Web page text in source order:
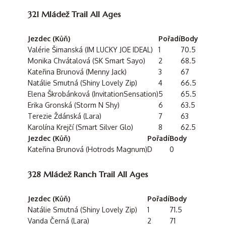
321 Mládež Trail All Ages
Jezdec (Kůň) PořadíBody
Valérie Šimanská (IM LUCKY JOE IDEAL)
1
70.5
Monika Chvátalová (SK Smart Sayo)
2
68.5
Kateřina Brunová (Menny Jack)
3
67
Natálie Smutná (Shiny Lovely Zip)
4
66.5
Elena Škrobánková (InvitationSensation)5
65.5
Erika Gronská (Storm N Shy)
6
63.5
Terezie Ždánská (Lara)
7
63
Karolína Krejčí (Smart Silver Glo)
8
62.5
Jezdec (Kůň)
PořadíBody
Kateřina Brunová (Hotrods Magnum)D 0
328 Mládež Ranch Trail All Ages
Jezdec (Kůň) PořadíBody
Natálie Smutná (Shiny Lovely Zip)
1
71.5
Vanda Černá (Lara)
2
71